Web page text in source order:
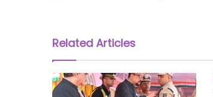
Related Articles